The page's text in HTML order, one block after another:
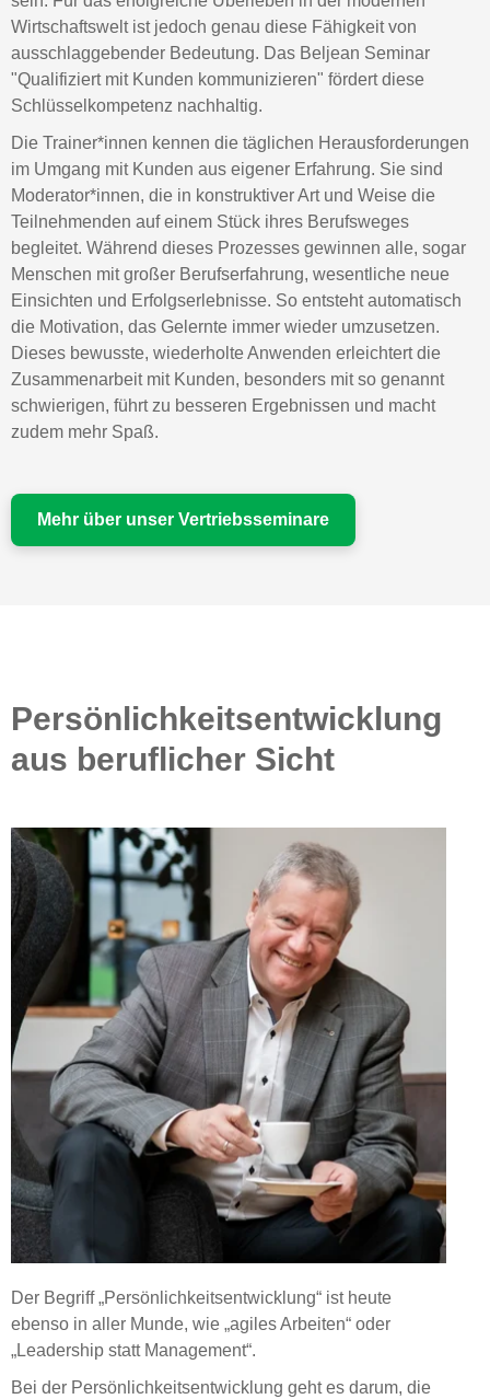
Wirtschaftswelt ist jedoch genau diese Fähigkeit von
ausschlaggebender Bedeutung. Das Beljean Seminar
"Qualifiziert mit Kunden kommunizieren" fördert diese
Schlüsselkompetenz nachhaltig.
Die Trainer*innen kennen die täglichen Herausforderungen
im Umgang mit Kunden aus eigener Erfahrung. Sie sind
Moderator*innen, die in konstruktiver Art und Weise die
Teilnehmenden auf einem Stück ihres Berufsweges
begleitet. Während dieses Prozesses gewinnen alle, sogar
Menschen mit großer Berufserfahrung, wesentliche neue
Einsichten und Erfolgserlebnisse. So entsteht automatisch
die Motivation, das Gelernte immer wieder umzusetzen.
Dieses bewusste, wiederholte Anwenden erleichtert die
Zusammenarbeit mit Kunden, besonders mit so genannt
schwierigen, führt zu besseren Ergebnissen und macht
zudem mehr Spaß.
Mehr über unser Vertriebsseminare
Persönlichkeitsentwicklung
aus beruflicher Sicht
Der Begriff „Persönlichkeitsentwicklung“ ist heute
ebenso in aller Munde, wie „agiles Arbeiten“ oder
„Leadership statt Management“.
Bei der Persönlichkeitsentwicklung geht es darum, die